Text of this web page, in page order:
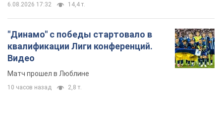
6.08.2026 17:32 14,4 т.
"Динамо" с победы стартовало в
квалификации Лиги конференций.
Видео
Матч прошел в Люблине
10 часов назад 2,8 т.